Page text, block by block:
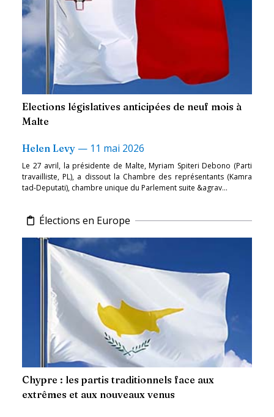
Elections législatives anticipées de neuf mois à
Malte
Helen Levy — 11 mai 2026
Le 27 avril, la présidente de Malte, Myriam Spiteri Debono (Parti
travailliste, PL), a dissout la Chambre des représentants (Kamra
tad-Deputati), chambre unique du Parlement suite &agrav...
Élections en Europe
Chypre : les partis traditionnels face aux
extrêmes et aux nouveaux venus